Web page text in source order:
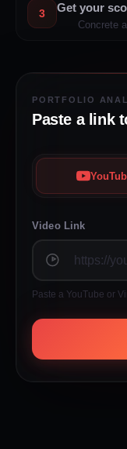
3 Get your
Concrete
PORTFOLIO
Paste a link
Video Link
Paste a YouTube or